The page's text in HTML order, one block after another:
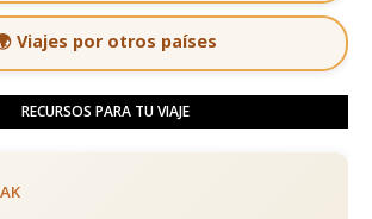
Viajes por otros países
RECURSOS PARA TU VIAJE